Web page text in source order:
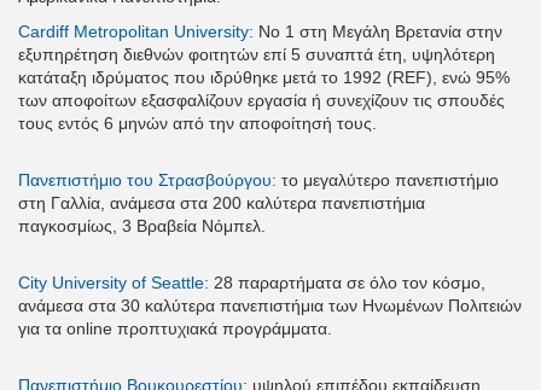
Cardiff Metropolitan University: No 1 στη Μεγάλη Βρετανία στην
εξυπηρέτηση διεθνών φοιτητών επί 5 συναπτά έτη, υψηλότερη
κατάταξη ιδρύματος που ιδρύθηκε μετά το 1992 (REF), ενώ 95%
των αποφοίτων εξασφαλίζουν εργασία ή συνεχίζουν τις σπουδές
τους εντός 6 μηνών από την αποφοίτησή τους.
Πανεπιστήμιο του Στρασβούργου: το μεγαλύτερο πανεπιστήμιο
στη Γαλλία, ανάμεσα στα 200 καλύτερα πανεπιστήμια
παγκοσμίως, 3 Βραβεία Νόμπελ.
City University of Seattle: 28 παραρτήματα σε όλο τον κόσμο,
ανάμεσα στα 30 καλύτερα πανεπιστήμια των Ηνωμένων Πολιτειών
για τα online προπτυχιακά προγράμματα.
Πανεπιστήμιο Βουκουρεστίου: υψηλού επιπέδου εκπαίδευση